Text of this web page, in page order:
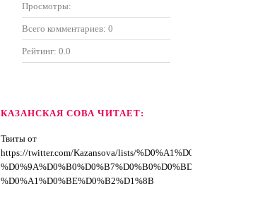
Просмотры:
Всего комментариев: 0
Рейтинг: 0.0
КАЗАНСКАЯ СОВА ЧИТАЕТ:
Твиты от
https://twitter.com/Kazansova/lists/
%D0%A1%D0%BE%D0%B2%D1%8B